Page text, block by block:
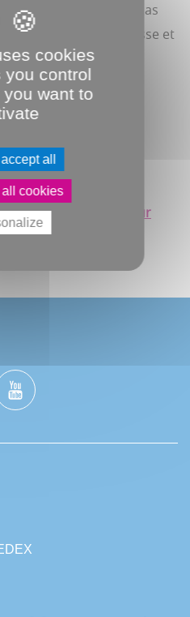
SOS IV, ne manquez pas
en France, Suisse et
20h
https://www.zenith-
nej-irreel-tour
cookies
you control
want to
all
all cookies